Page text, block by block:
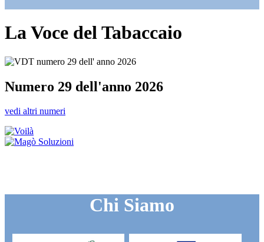
La Voce del Tabaccaio
Numero 29 dell'anno 2026
vedi altri numeri
Chi Siamo